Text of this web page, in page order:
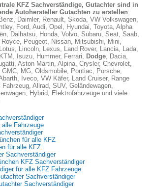
KFZ Sachverständige, Gutachter sind in
Autohersteller Gutachten zu erstellen:
Daimler, Renault, Skoda, VW Volkswagen,
Ford, Audi, Opel, Hyundai, Toyota, Alpha
Daihatsu, Honda, Volvo, Subaru, Seat, Saab,
Royce, Peugeot, Nissan, Mitsubishi, Mini,
Lincoln, Lexus, Land Rover, Lancia, Lada,
Isuzu, Hummer, Ferrari, Dodge, Dacia,
Aston Martin, Alpina, Crysler, Chevrolet,
GMC, MG, Oldsmobile, Pontiac, Porsche,
Iveco, VW Käfer, Land Cruiser, Range
Fahrzeug, Allrad, SUV, Geländewagen,
Hybrid, Elektrofahrzeuge und viele
Fahrzeuge
für alle KFZ
für alle KFZ
Sachverständiger
KFZ Sachverständiger
für alle KFZ Fahrzeuge
Sachverständiger
Sachverständiger